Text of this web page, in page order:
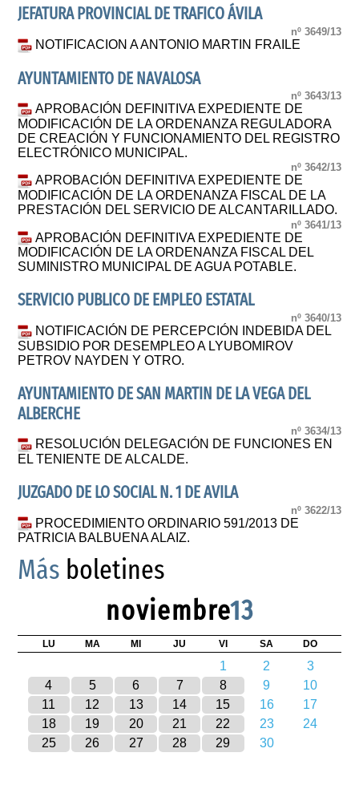
JEFATURA PROVINCIAL DE TRAFICO ÁVILA
nº 3649/13
NOTIFICACION A ANTONIO MARTIN FRAILE
AYUNTAMIENTO DE NAVALOSA
nº 3643/13
APROBACIÓN DEFINITIVA EXPEDIENTE DE
MODIFICACIÓN DE LA ORDENANZA REGULADORA
DE CREACIÓN Y FUNCIONAMIENTO DEL REGISTRO
ELECTRÓNICO MUNICIPAL.
nº 3642/13
APROBACIÓN DEFINITIVA EXPEDIENTE DE
MODIFICACIÓN DE LA ORDENANZA FISCAL DE LA
PRESTACIÓN DEL SERVICIO DE ALCANTARILLADO.
nº 3641/13
APROBACIÓN DEFINITIVA EXPEDIENTE DE
MODIFICACIÓN DE LA ORDENANZA FISCAL DEL
SUMINISTRO MUNICIPAL DE AGUA POTABLE.
SERVICIO PUBLICO DE EMPLEO ESTATAL
nº 3640/13
NOTIFICACIÓN DE PERCEPCIÓN INDEBIDA DEL
SUBSIDIO POR DESEMPLEO A LYUBOMIROV
PETROV NAYDEN Y OTRO.
AYUNTAMIENTO DE SAN MARTIN DE LA VEGA DEL
ALBERCHE
nº 3634/13
RESOLUCIÓN DELEGACIÓN DE FUNCIONES EN
EL TENIENTE DE ALCALDE.
JUZGADO DE LO SOCIAL N. 1 DE AVILA
nº 3622/13
PROCEDIMIENTO ORDINARIO 591/2013 DE
PATRICIA BALBUENA ALAIZ.
Más boletines
noviembre13
LU MA MI JU VI SA DO
1 2
3
4
5 6 7 8 9
10
11
12 13 14 15 16
17
18
19 20 21 22 23
24
25
26 27 28 29 30